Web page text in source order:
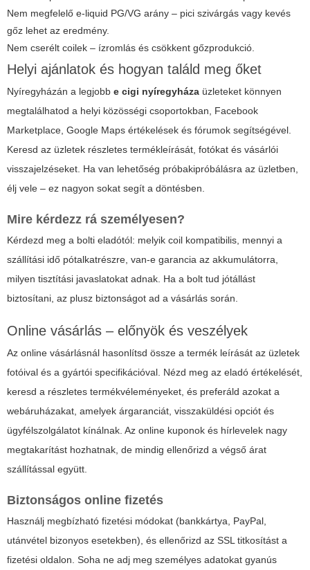
Nem megfelelő e-liquid PG/VG arány – pici szivárgás vagy kevés
gőz lehet az eredmény.
Nem cserélt coilek – ízromlás és csökkent gőzprodukció.
Helyi ajánlatok és hogyan találd meg őket
Nyíregyházán a legjobb e cigi nyíregyháza üzleteket könnyen
megtalálhatod a helyi közösségi csoportokban, Facebook
Marketplace, Google Maps értékelések és fórumok segítségével.
Keresd az üzletek részletes termékleírását, fotókat és vásárlói
visszajelzéseket. Ha van lehetőség próbakipróbálásra az üzletben,
élj vele – ez nagyon sokat segít a döntésben.
Mire kérdezz rá személyesen?
Kérdezd meg a bolti eladótól: melyik coil kompatibilis, mennyi a
szállítási idő pótalkatrészre, van-e garancia az akkumulátorra,
milyen tisztítási javaslatokat adnak. Ha a bolt tud jótállást
biztosítani, az plusz biztonságot ad a vásárlás során.
Online vásárlás – előnyök és veszélyek
Az online vásárlásnál hasonlítsd össze a termék leírását az üzletek
fotóival és a gyártói specifikációval. Nézd meg az eladó értékelését,
keresd a részletes termékvéleményeket, és preferáld azokat a
webáruházakat, amelyek árgaranciát, visszaküldési opciót és
ügyfélszolgálatot kínálnak. Az online kuponok és hírlevelek nagy
megtakarítást hozhatnak, de mindig ellenőrizd a végső árat
szállítással együtt.
Biztonságos online fizetés
Használj megbízható fizetési módokat (bankkártya, PayPal,
utánvétel bizonyos esetekben), és ellenőrizd az SSL titkosítást a
fizetési oldalon. Soha ne adj meg személyes adatokat gyanús